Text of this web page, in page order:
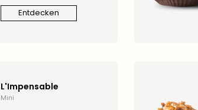
Entdecken
L'Impensable
Mini